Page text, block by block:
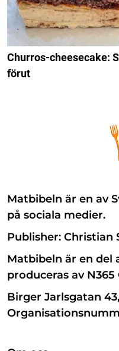
Churros-cheesecake:
förut
Matbibeln är en av
på sociala medier.
Publisher: Christian
Matbibeln är en del
produceras av N365
Birger Jarlsgatan